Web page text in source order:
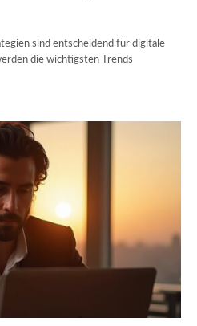
sind entscheidend für digitale
die wichtigsten Trends